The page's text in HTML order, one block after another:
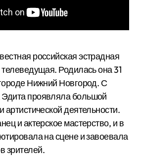
российская эстрадная
телеведущая. Родилась она 31
Нижний Новгород. С
проявляла большой
артистической деятельности.
и актерское мастерство, и в
на сцене и завоевала
зрителей.